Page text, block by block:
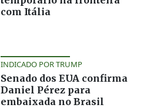
com Itália
INDICADO POR TRUMP
Senado dos EUA confirma
Daniel Pérez para
embaixada no Brasil